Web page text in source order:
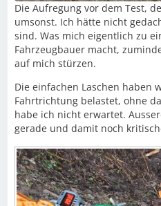
Die Aufregung vor dem Test,
umsonst. Ich hätte nicht
sind. Was mich eigentlich zu
Fahrzeugbauer macht,
auf mich stürzen.
Die einfachen Laschen haben
Fahrtrichtung belastet, ohne
habe ich nicht erwartet.
gerade und damit noch